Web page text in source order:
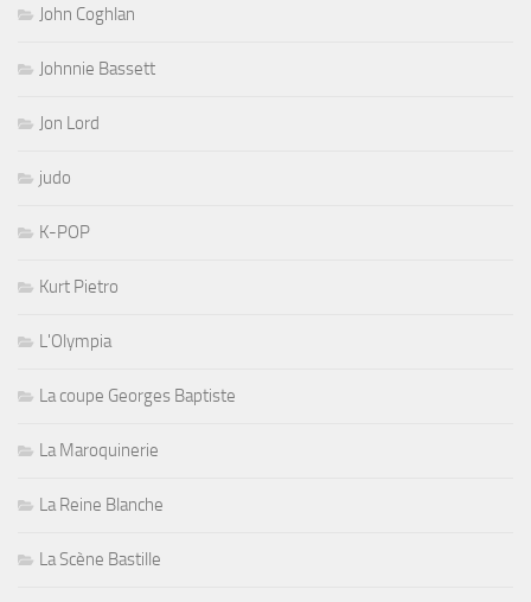
John Coghlan
Johnnie Bassett
Jon Lord
judo
K-POP
Kurt Pietro
L'Olympia
La coupe Georges Baptiste
La Maroquinerie
La Reine Blanche
La Scène Bastille